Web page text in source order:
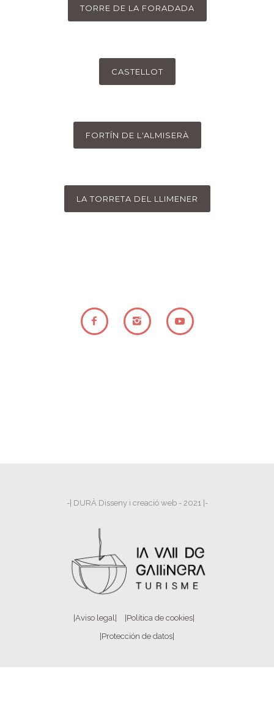
TORRE DE LA FORADADA
CASTELLOT
FORTÍN DE L'ALMISERÀ
LA TORRETA DEL LLIMENER
-| DURÀ Disseny i creació web - 2021 |-
|Aviso legal|
|Política de cookies|
|Protección de datos|